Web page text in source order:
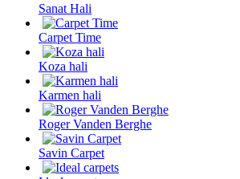
Sanat Hali
Carpet Time
Koza hali
Karmen hali
Roger Vanden Berghe
Savin Carpet